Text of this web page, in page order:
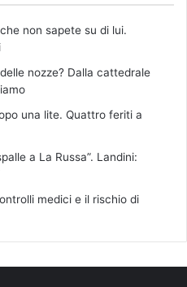
non sapete su di lui.
nozze? Dalla cattedrale
una lite. Quattro feriti a
a La Russa”. Landini:
medici e il rischio di